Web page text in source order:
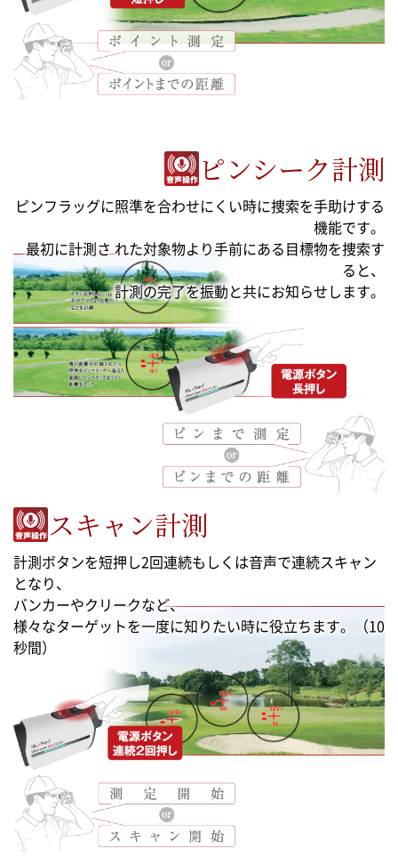
ピンシーク計測
ピンフラッグに照準を合わせにくい時に捜索を手助けする
機能です。
最初に計測さ れた対象物より手前にある目標物を捜索す
ると、
計測の完了を振動と共にお知らせします。
スキャン計測
計測ボタンを短押し2回連続もしくは音声で連続スキャン
となり、
バンカーやクリークなど、
様々なターゲットを一度に知りたい時に役立ちます。（10
秒間）